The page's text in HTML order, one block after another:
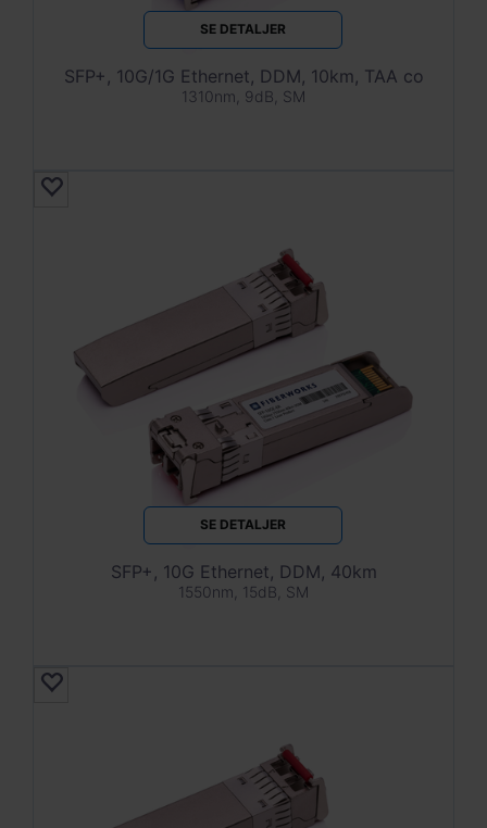
SE DETALJER
SFP+, 10G/1G Ethernet, DDM, 10km, TAA co
1310nm, 9dB, SM
SE DETALJER
SFP+, 10G Ethernet, DDM, 40km
1550nm, 15dB, SM